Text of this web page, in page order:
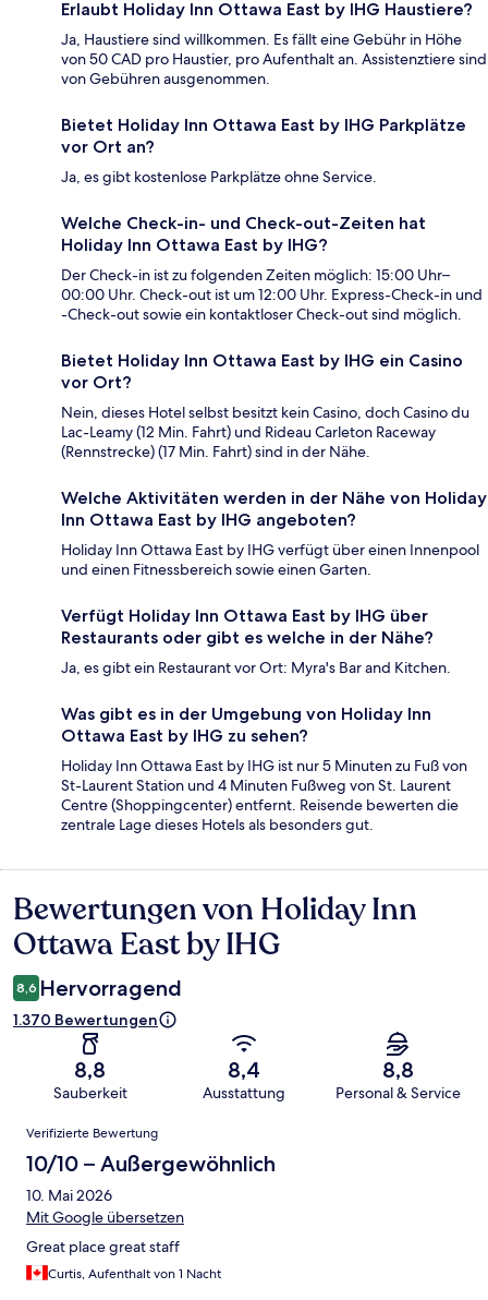
Erlaubt Holiday Inn Ottawa East by IHG Haustiere?
Ja, Haustiere sind willkommen. Es fällt eine Gebühr in Höhe
von 50 CAD pro Haustier, pro Aufenthalt an. Assistenztiere sind
von Gebühren ausgenommen.
Bietet Holiday Inn Ottawa East by IHG Parkplätze
vor Ort an?
Ja, es gibt kostenlose Parkplätze ohne Service.
Welche Check-in- und Check-out-Zeiten hat
Holiday Inn Ottawa East by IHG?
Der Check-in ist zu folgenden Zeiten möglich: 15:00 Uhr–
00:00 Uhr. Check-out ist um 12:00 Uhr. Express-Check-in und
-Check-out sowie ein kontaktloser Check-out sind möglich.
Bietet Holiday Inn Ottawa East by IHG ein Casino
vor Ort?
Nein, dieses Hotel selbst besitzt kein Casino, doch Casino du
Lac-Leamy (12 Min. Fahrt) und Rideau Carleton Raceway
(Rennstrecke) (17 Min. Fahrt) sind in der Nähe.
Welche Aktivitäten werden in der Nähe von Holiday
Inn Ottawa East by IHG angeboten?
Holiday Inn Ottawa East by IHG verfügt über einen Innenpool
und einen Fitnessbereich sowie einen Garten.
Verfügt Holiday Inn Ottawa East by IHG über
Restaurants oder gibt es welche in der Nähe?
Ja, es gibt ein Restaurant vor Ort: Myra's Bar and Kitchen.
Was gibt es in der Umgebung von Holiday Inn
Ottawa East by IHG zu sehen?
Holiday Inn Ottawa East by IHG ist nur 5 Minuten zu Fuß von
St-Laurent Station und 4 Minuten Fußweg von St. Laurent
Centre (Shoppingcenter) entfernt. Reisende bewerten die
zentrale Lage dieses Hotels als besonders gut.
Bewertungen
Bewertungen von Holiday Inn
Ottawa East by IHG
8,6 Hervorragend
1.370 Bewertungen
8,8
Sauberkeit
8,4
Ausstattung
8,8
Personal & Service
Bewertungen
Verifizierte Bewertung
10/10 – Außergewöhnlich
10. Mai 2026
Mit Google übersetzen
Great place great staff
Curtis, Aufenthalt von 1 Nacht